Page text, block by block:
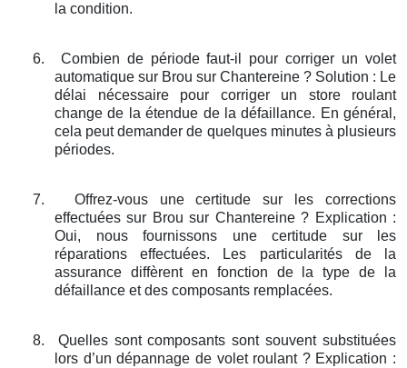
la condition.
6.
Combien de période faut-il pour corriger un volet
automatique sur Brou sur Chantereine ? Solution : Le
délai nécessaire pour corriger un store roulant
change de la étendue de la défaillance. En général,
cela peut demander de quelques minutes à plusieurs
périodes.
7.
Offrez-vous une certitude sur les corrections
effectuées sur Brou sur Chantereine ? Explication :
Oui, nous fournissons une certitude sur les
réparations effectuées. Les particularités de la
assurance diffèrent en fonction de la type de la
défaillance et des composants remplacées.
8.
Quelles sont composants sont souvent substituées
lors d’un dépannage de volet roulant ? Explication :